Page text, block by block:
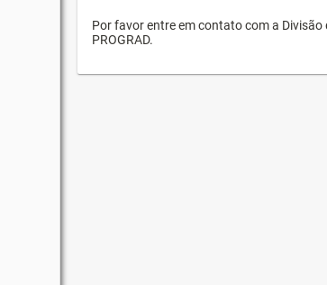
Por favor entre em contato com a
PROGRAD.